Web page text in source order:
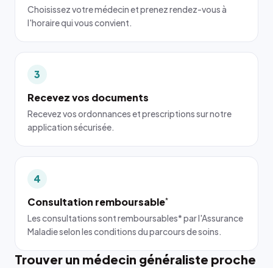
Choisissez votre médecin et prenez rendez-vous à
l'horaire qui vous convient.
3
Recevez vos documents
Recevez vos ordonnances et prescriptions sur notre
application sécurisée.
4
Consultation remboursable*
Les consultations sont remboursables* par l'Assurance
Maladie selon les conditions du parcours de soins.
Trouver un médecin généraliste proche